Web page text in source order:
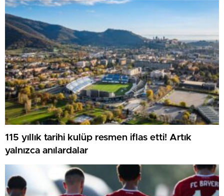
115 yıllık tarihi kulüp resmen iflas etti! Artık
yalnızca anılardalar